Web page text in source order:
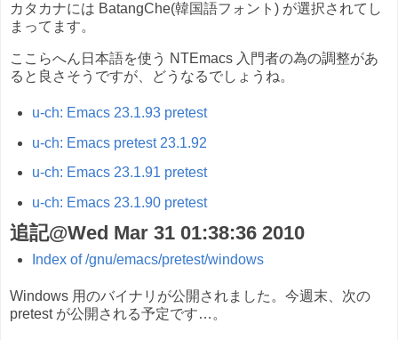
カタカナには BatangChe(韓国語フォント) が選択されてし
まってます。
ここらへん日本語を使う NTEmacs 入門者の為の調整があ
ると良さそうですが、どうなるでしょうね。
u-ch: Emacs 23.1.93 pretest
u-ch: Emacs pretest 23.1.92
u-ch: Emacs 23.1.91 pretest
u-ch: Emacs 23.1.90 pretest
追記@Wed Mar 31 01:38:36 2010
Index of /gnu/emacs/pretest/windows
Windows 用のバイナリが公開されました。今週末、次の
pretest が公開される予定です…。